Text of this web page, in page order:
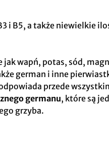
i B5, a także niewielkie
jak wapń, potas, sód,
german i inne
przede
germanu, które są
grzyba.